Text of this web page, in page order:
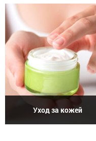
Уход за кожей